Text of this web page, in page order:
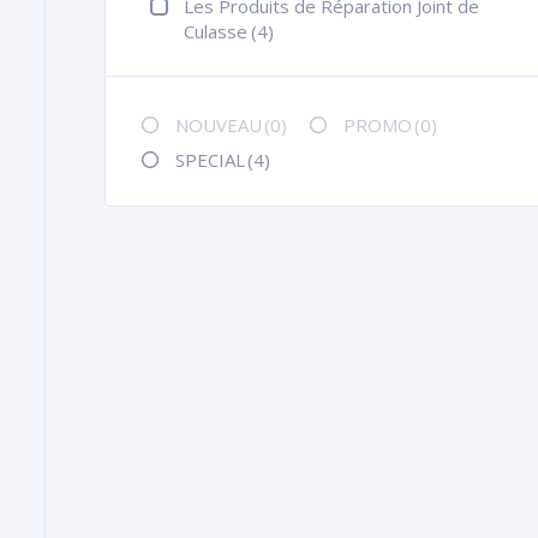
Les Produits de Réparation Joint de
Culasse (4)
NOUVEAU (0) PROMO (0)
SPECIAL (4)